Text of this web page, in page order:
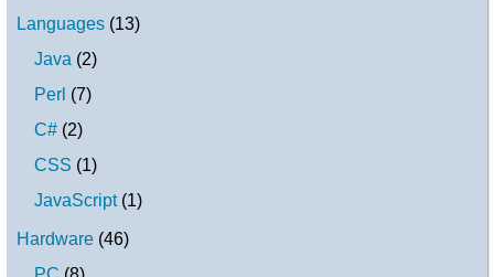
Languages (13)
Java (2)
Perl (7)
C# (2)
CSS (1)
JavaScript (1)
Hardware (46)